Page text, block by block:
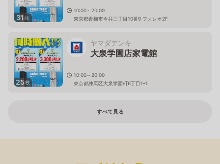
31枚
10:00～20:00
東京都青梅市今井三丁目10番9 フォレオ2F
25枚
ヤマダデンキ
大泉学園店家電館
10:00～20:00
東京都練馬区大泉学園町6丁目1-1
すべて見る